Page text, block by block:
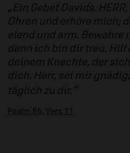
Ein Gebet Davids.
Ohren und erhöre mich;
elend und arm. Bewahre
denn ich bin dir treu. Hilf
deinem Knechte, der
dich. Herr, sei mir
täglich zu dir.
Psalm 86, Vers 11